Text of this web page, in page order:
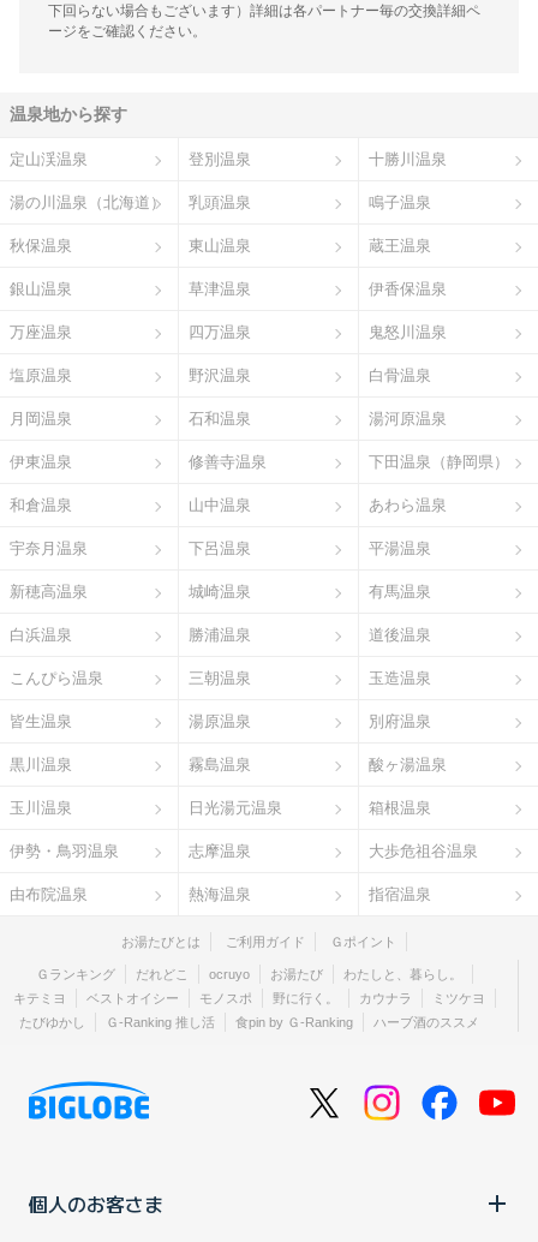
下回らない場合もございます）詳細は各パートナー毎の交換詳細ペ
ージをご確認ください。
温泉地から探す
定山渓温泉 登別温泉 十勝川温泉
湯の川温泉（北海道） 乳頭温泉 鳴子温泉
秋保温泉 東山温泉 蔵王温泉
銀山温泉 草津温泉 伊香保温泉
万座温泉 四万温泉 鬼怒川温泉
塩原温泉 野沢温泉 白骨温泉
月岡温泉 石和温泉 湯河原温泉
伊東温泉 修善寺温泉 下田温泉（静岡県）
和倉温泉 山中温泉 あわら温泉
宇奈月温泉 下呂温泉 平湯温泉
新穂高温泉 城崎温泉 有馬温泉
白浜温泉 勝浦温泉 道後温泉
こんぴら温泉 三朝温泉 玉造温泉
皆生温泉 湯原温泉 別府温泉
黒川温泉 霧島温泉 酸ヶ湯温泉
玉川温泉 日光湯元温泉 箱根温泉
伊勢・鳥羽温泉 志摩温泉 大歩危祖谷温泉
由布院温泉 熱海温泉 指宿温泉
お湯たびとは ご利用ガイド Ｇポイント
Ｇランキング だれどこ ocruyo お湯たび
わたしと、暮らし。
キテミヨ
ベストオイシー モノスポ 野に行く。 カウナラ
ミツケヨ
たびゆかし
Ｇ-Ranking 推し活 食pin by Ｇ-Ranking ハーブ酒のススメ
個人のお客さま